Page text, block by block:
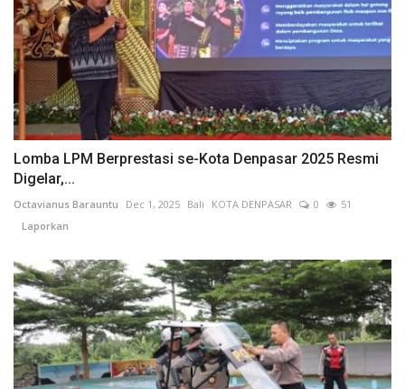
Lomba LPM Berprestasi se-Kota Denpasar 2025 Resmi
Digelar,...
Octavianus Barauntu Dec 1, 2025 Bali KOTA DENPASAR 0
51
Laporkan